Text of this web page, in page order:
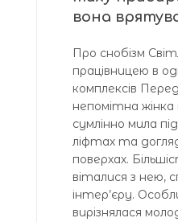
вона
Про снобізм
працівницею в
комплексів
непомітна жінка
сумлінно мила
ліфтах та
поверхах.
віталися з нею,
інтер’єру.
вирізнялася